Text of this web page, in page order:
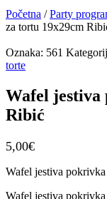
Početna /Party
za tortu 19x29cm
Oznaka: 561
torte
Wafel jestiva
Ribić
5,00€
Wafel jestiva
Wafel jestiva